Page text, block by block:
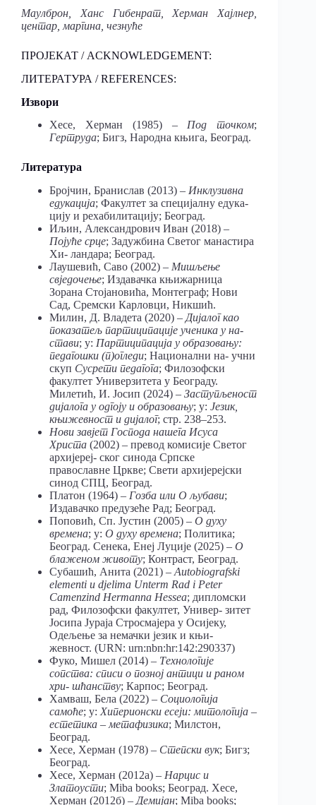
Маулброн, Ханс Гибенрат, Херман Хајлнер,
центар, маргина, чезнуће
ПРОЈЕКАТ / ACKNOWLEDGEMENT:
ЛИТЕРАТУРА / REFERENCES:
Извори
Хесе, Херман (1985) – Под точком;
Гертруда; Бигз, Народна књига, Београд.
Литература
Бројчин, Бранислав (2013) – Инклузивна
едукација; Факултет за специјалну едука-
цију и рехабилитацију; Београд.
Иљин, Александрович Иван (2018) –
Појуће срце; Задужбина Светог манастира
Хи- ландара; Београд.
Лаушевић, Саво (2002) – Мишљење
свједочење; Издавачка књижарница
Зорана Стојановића, Монтеграф; Нови
Сад, Сремски Карловци, Никшић.
Милин, Д. Владета (2020) – Дијалог као
показатељ партиципације ученика у на-
стави; у: Партиципација у образовању:
педагошки (п)огледи; Национални на- учни
скуп Сусрети педагога; Филозофски
факултет Универзитета у Београду.
Милетић, И. Јосип (2024) – Заступљеност
дијалога у одгоју и образовању; у: Језик,
књижевност и дијалог; стр. 238–253.
Нови завјет Господа нашега Исуса
Христа (2002) – превод комисије Светог
архијереј- ског синода Српске
православне Цркве; Свети архијерејски
синод СПЦ, Београд.
Платон (1964) – Гозба или О љубави;
Издавачко предузеће Рад; Београд.
Поповић, Сп. Јустин (2005) – О духу
времена; у: О духу времена; Политика;
Београд. Сенека, Енеј Луције (2025) – О
блаженом животу; Контраст, Београд.
Субашић, Анита (2021) – Autobiografski
elementi u djelima Unterm Rad i Peter
Camenzind Hermanna Hessea; дипломски
рад, Филозофски факултет, Универ- зитет
Јосипа Јураја Стросмајера у Осијеку,
Одељење за немачки језик и књи-
жевност. (URN: urn:nbn:hr:142:290337)
Фуко, Мишел (2014) – Технологије
сопства: списи о позној антици и раном
хри- шћанству; Карпос; Београд.
Хамваш, Бела (2022) – Социологија
самоће; у: Хиперионски есеји: митологија –
естетика – метафизика; Милстон,
Београд.
Хесе, Херман (1978) – Степски вук; Бигз;
Београд.
Хесе, Херман (2012а) – Нарцис и
Златоусти; Miba books; Београд. Хесе,
Херман (2012б) – Демијан; Miba books;